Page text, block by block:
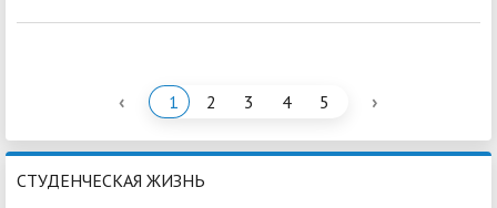
‹ 1 2 3 4 5 ›
СТУДЕНЧЕСКАЯ ЖИЗНЬ